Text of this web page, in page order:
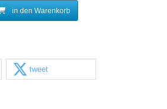
in den Warenkorb
tweet